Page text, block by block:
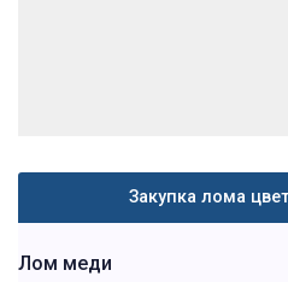
Закупка лома
Лом меди